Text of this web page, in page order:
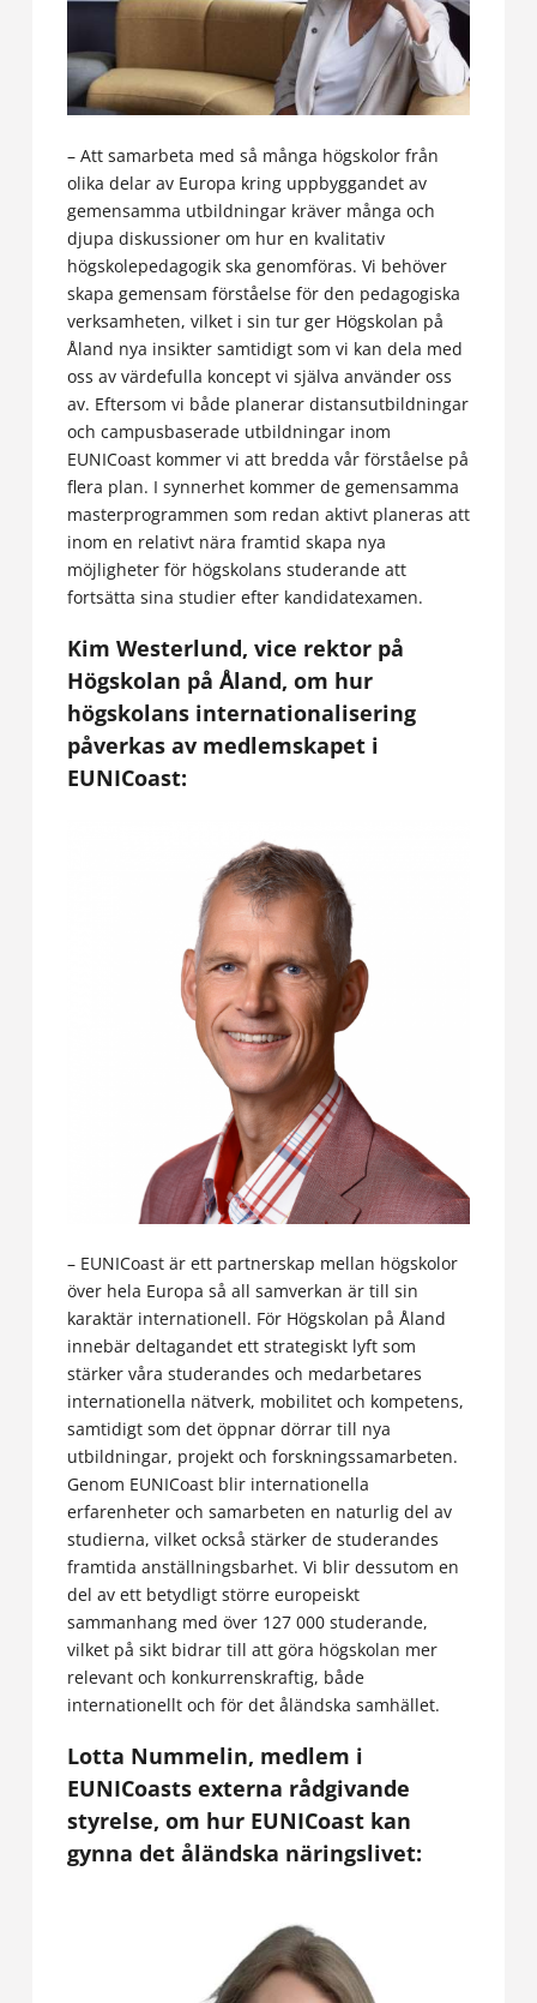
– Att samarbeta med så många högskolor från
olika delar av Europa kring uppbyggandet av
gemensamma utbildningar kräver många och
djupa diskussioner om hur en kvalitativ
högskolepedagogik ska genomföras. Vi behöver
skapa gemensam förståelse för den pedagogiska
verksamheten, vilket i sin tur ger Högskolan på
Åland nya insikter samtidigt som vi kan dela med
oss av värdefulla koncept vi själva använder oss
av. Eftersom vi både planerar distansutbildningar
och campusbaserade utbildningar inom
EUNICoast kommer vi att bredda vår förståelse på
flera plan. I synnerhet kommer de gemensamma
masterprogrammen som redan aktivt planeras att
inom en relativt nära framtid skapa nya
möjligheter för högskolans studerande att
fortsätta sina studier efter kandidatexamen.
Kim Westerlund, vice rektor på
Högskolan på Åland, om hur
högskolans internationalisering
påverkas av medlemskapet i
EUNICoast:
– EUNICoast är ett partnerskap mellan högskolor
över hela Europa så all samverkan är till sin
karaktär internationell. För Högskolan på Åland
innebär deltagandet ett strategiskt lyft som
stärker våra studerandes och medarbetares
internationella nätverk, mobilitet och kompetens,
samtidigt som det öppnar dörrar till nya
utbildningar, projekt och forskningssamarbeten.
Genom EUNICoast blir internationella
erfarenheter och samarbeten en naturlig del av
studierna, vilket också stärker de studerandes
framtida anställningsbarhet. Vi blir dessutom en
del av ett betydligt större europeiskt
sammanhang med över 127 000 studerande,
vilket på sikt bidrar till att göra högskolan mer
relevant och konkurrenskraftig, både
internationellt och för det åländska samhället.
Lotta Nummelin, medlem i
EUNICoasts externa rådgivande
styrelse, om hur EUNICoast kan
gynna det åländska näringslivet: